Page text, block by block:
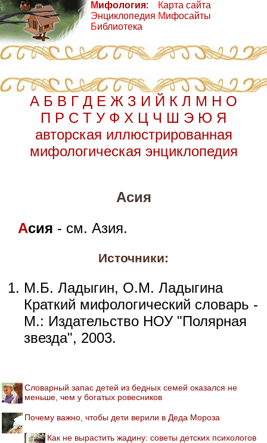
Мифология:
Энциклопедия
Библиотека
Карта сайта
Мифосайты
А Б В Г Д Е Ж З И Й К Л М Н О
П Р С Т У Ф Х Ц Ч Ш Э Ю Я
авторская иллюстрированная
мифологическая энциклопедия
Асия
Асия - см. Азия.
Источники:
М.Б. Ладыгин, О.М. Ладыгина
Краткий мифологический словарь -
М.: Издательство НОУ "Полярная
звезда", 2003.
Словарный запас детей из бедных семей оказался не
меньше, чем у богатых ровесников
Почему важно, чтобы дети верили в Деда Мороза
Как не вырастить жадину: советы детских психологов